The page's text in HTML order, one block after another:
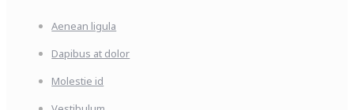
Aenean ligula
Dapibus at dolor
Molestie id